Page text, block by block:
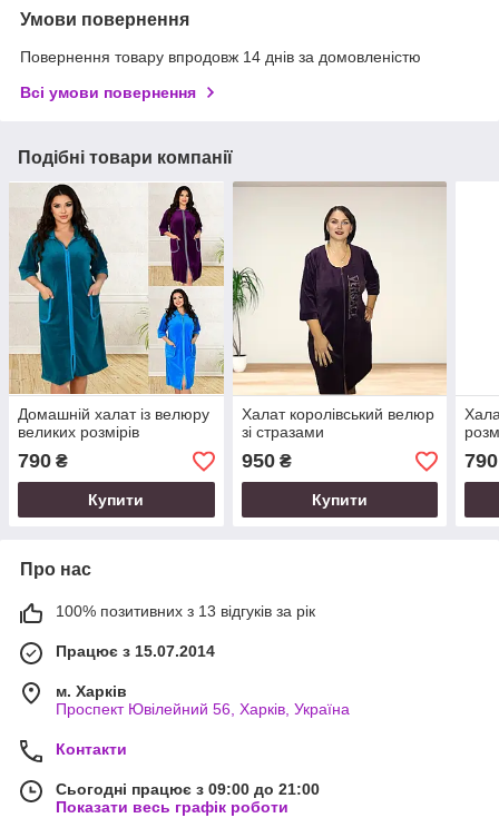
Умови повернення
Повернення товару впродовж 14 днів за домовленістю
Всі умови повернення
Подібні товари компанії
Домашній халат із велюру
великих розмірів
790 ₴
Купити
Халат королівський велюр
зі стразами
950₴
Купити
790
Про нас
100% позитивних з 13 відгуків за рік
Працює з 15.07.2014
м. Харків
Проспект Ювілейний 56, Харків, Україна
Контакти
Сьогодні працює з 09:00 до 21:00
Показати весь графік роботи